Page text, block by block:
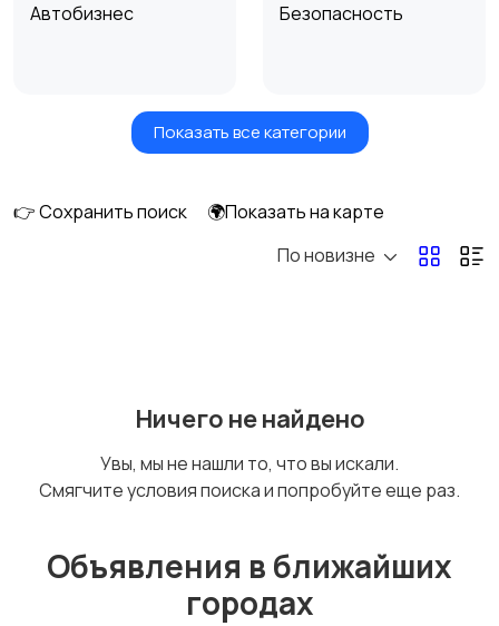
Автобизнес Безопасность
Бытовые услуги и
Высший менеджмент
Добыча сырья,
технологии
развлечения
Показать все категории
👉 Сохранить поиск
🌍Показать на карте
По новизне
Ничего не найдено
Увы, мы не нашли то, что вы искали.
Смягчите условия поиска и попробуйте еще раз.
Объявления в ближайших
городах